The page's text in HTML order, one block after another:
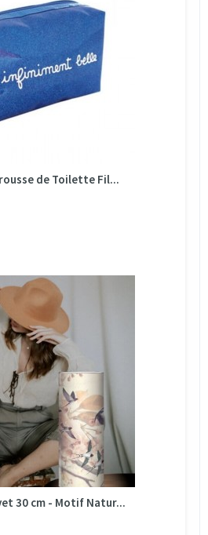
de Toilette Fil...
30 cm - Motif Natur...